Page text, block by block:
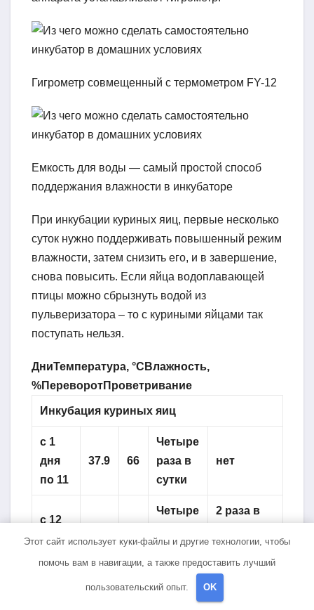
Гигрометр совмещенный с термометром FY-12
Емкость для воды — самый простой способ
поддержания влажности в инкубаторе
При инкубации куриных яиц, первые несколько
суток нужно поддерживать повышенный режим
влажности, затем снизить его, и в завершение,
снова повысить. Если яйца водоплавающей
птицы можно сбрызнуть водой из
пульверизатора – то с куриными яйцами так
поступать нельзя.
ДниТемпература, °C Влажность,
%ПереворотПроветривание
Инкубация куриных яиц
с 1
дня
по 11
37.9 66
Четыре
раза в
сутки
нет
с 12
по 17
Четыре
сутки
2 раза в
минут
Четыре
2 раза в
сутки по
Этот сайт использует куки-файлы и другие технологии, чтобы
помочь вам в навигации, а также предоставить лучший
пользовательский опыт. OK